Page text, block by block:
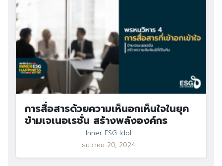
การสื่อสารด้วยความเห็นอกเห็นใจในยุค
ข้ามเจเนอเรชั่น สร้างพลังองค์กร
Inner ESG Idol
ธันวาคม 20, 2024